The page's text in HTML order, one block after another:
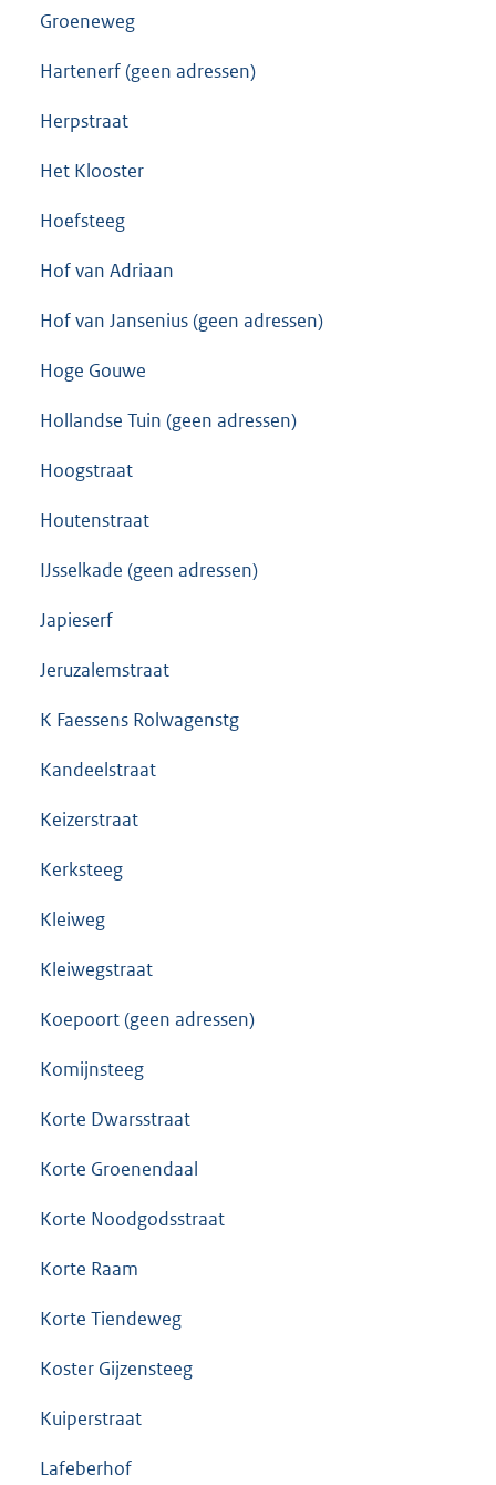
Groeneweg
Hartenerf (geen adressen)
Herpstraat
Het Klooster
Hoefsteeg
Hof van Adriaan
Hof van Jansenius (geen adressen)
Hoge Gouwe
Hollandse Tuin (geen adressen)
Hoogstraat
Houtenstraat
IJsselkade (geen adressen)
Japieserf
Jeruzalemstraat
K Faessens Rolwagenstg
Kandeelstraat
Keizerstraat
Kerksteeg
Kleiweg
Kleiwegstraat
Koepoort (geen adressen)
Komijnsteeg
Korte Dwarsstraat
Korte Groenendaal
Korte Noodgodsstraat
Korte Raam
Korte Tiendeweg
Koster Gijzensteeg
Kuiperstraat
Lafeberhof